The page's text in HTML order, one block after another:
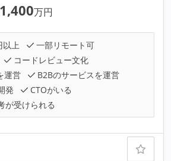
1,400万円
以上
一部リモート可
コードレビュー文化
運営
B2Bのサービスを運営
発
CTOがいる
が受けられる